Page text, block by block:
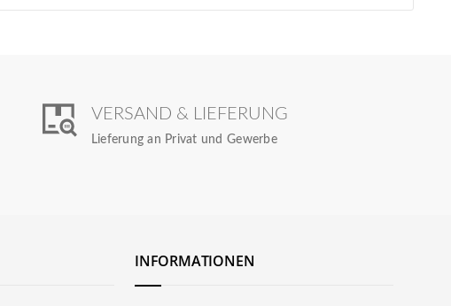
VERSAND & LIEFERUNG
Lieferung an Privat und Gewerbe
INFORMATIONEN